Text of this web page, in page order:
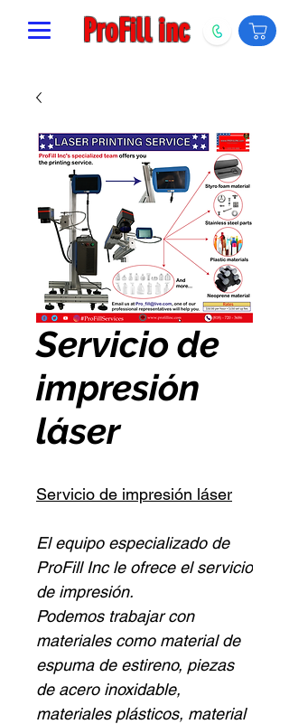
ProFill inc
Servicio de
impresión
láser
Servicio de impresión láser
El equipo especializado de
ProFill Inc le ofrece el servicio
de impresión.
Podemos trabajar con
materiales como material de
espuma de estireno, piezas
de acero inoxidable,
materiales plásticos, material